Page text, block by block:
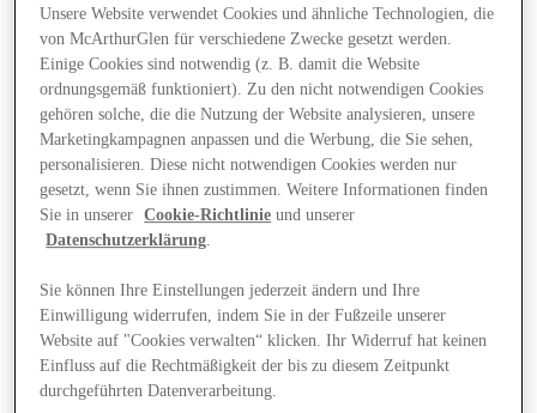
Angebote
Unsere Website verwendet Cookies und ähnliche Technologien, die
von McArthurGlen für verschiedene Zwecke gesetzt werden.
Einige Cookies sind notwendig (z. B. damit die Website
ordnungsgemäß funktioniert). Zu den nicht notwendigen Cookies
gehören solche, die die Nutzung der Website analysieren, unsere
Marketingkampagnen anpassen und die Werbung, die Sie sehen,
personalisieren. Diese nicht notwendigen Cookies werden nur
gesetzt, wenn Sie ihnen zustimmen. Weitere Informationen finden
Sie in unserer
Cookie-Richtlinie und unserer
Datenschutzerklärung.
Sie können Ihre Einstellungen jederzeit ändern und Ihre
Einwilligung widerrufen, indem Sie in der Fußzeile unserer
Website auf "Cookies verwalten“ klicken. Ihr Widerruf hat keinen
Einfluss auf die Rechtmäßigkeit der bis zu diesem Zeitpunkt
durchgeführten Datenverarbeitung.